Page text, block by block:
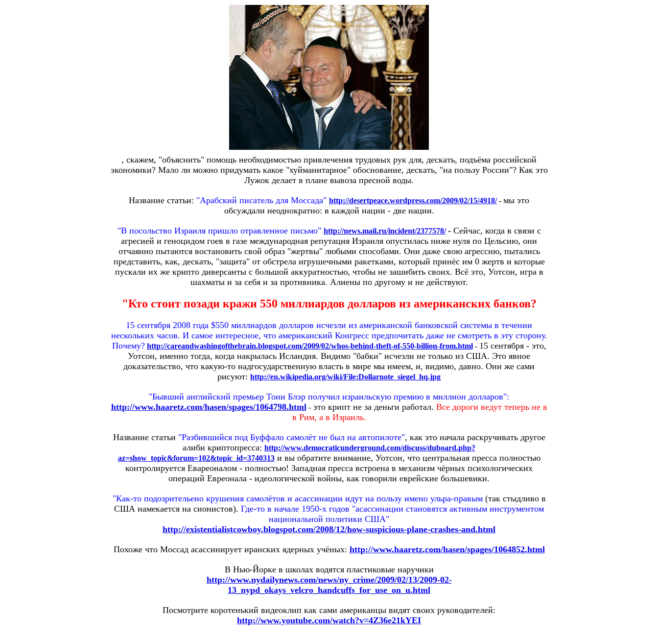
, скажем, "объяснить" помощь необходимостью привлечения трудовых рук для, дескать, подъёма российской
экономики? Мало ли можно придумать какое "хуйманитарное" обоснование, дескать, "на пользу России"? Как это
Лужок делает в плане вывоза пресной воды.
Название статьи: "Арабский писатель для Моссада" http://desertpeace.wordpress.com/2009/02/15/4918/- мы это
обсуждали неоднократно: в каждой нации - две нации.
"В посольство Израиля пришло отравленное письмо" http://news.mail.ru/incident/2377578/ - Сейчас, когда в связи с
агресией и геноцидом гоев в газе международная репутация Израиля опустилась ниже нуля по Цельсию, они
отчаянно пытаются востановить свой образ "жертвы" любыми способами. Они даже свою агрессию, пытались
представить, как, дескать, "защита" от обстрела игрушечными ракетками, который принёс им 0 жертв и которые
пускали их же крипто диверсанты с большой аккуратностью, чтобы не зашибить своих. Всё это, Уотсон, игра в
шахматы и за себя и за противника. Алиены по другому и не действуют.
"Кто стоит позади кражи 550 миллиардов долларов из американских банков?
15 сентября 2008 года $550 миллиардов долларов исчезли из американской банковской системы в течении
нескольких часов. И самое интересное, что американский Конгресс предпочитать даже не смотреть в эту сторону.
Почему? http://careandwashingofthebrain.blogspot.com/2009/02/whos-behind-theft-of-550-billion-from.html- 15 сентября - это,
Уотсон, именно тогда, когда накрылась Исландия. Видимо "бабки" исчезли не только из США. Это явное
доказательство, что какую-то надгосударственную власть в мире мы имеем, и, видимо, давно. Они же сами
рисуют: http://en.wikipedia.org/wiki/File:Dollarnote_siegel_hq.jpg
"Бывший английский премьер Тони Блэр получил израильскую премию в миллион долларов":
http://www.haaretz.com/hasen/spages/1064798.html -это крипт не за деньги работал. Все дороги ведут теперь не в
в Рим, а в Израиль.
Название статьи "Разбившийся под Буффало самолёт не был на автопилоте", как это начала раскручивать другое
алиби криптопресса: http://www.democraticunderground.com/discuss/duboard.php?
az=show_topic&forum=102&topic_id=3740313и вы обратите внимание, Уотсон, что центральная пресса полностью
контролируется Евареоналом - полностью! Западная пресса встроена в механизм чёрных психологических
операций Евреонала - идеологической войны, как говорили еврейские большевики.
"Как-то подозрительено крушения самолётов и асассинации идут на пользу имено ульра-правым (так стыдливо в
США намекается на сионистов). Где-то в начале 1950-х годов "асассинации становятся активным инструментом
национальной политики США"
http://existentialistcowboy.blogspot.com/2008/12/how-suspicious-plane-crashes-and.html
Похоже что Моссад асассинирует иранских ядерных учёных: http://www.haaretz.com/hasen/spages/1064852.html
В Нью-Йорке в школах водятся пластиковые наручики
http://www.nydailynews.com/news/ny_crime/2009/02/13/2009-02-
13_nypd_okays_velcro_handcuffs_for_use_on_u.html
Посмотрите коротенький видеоклип как сами американцы видят своих руководителей:
http://www.youtube.com/watch?v=4Z36e21kYEI